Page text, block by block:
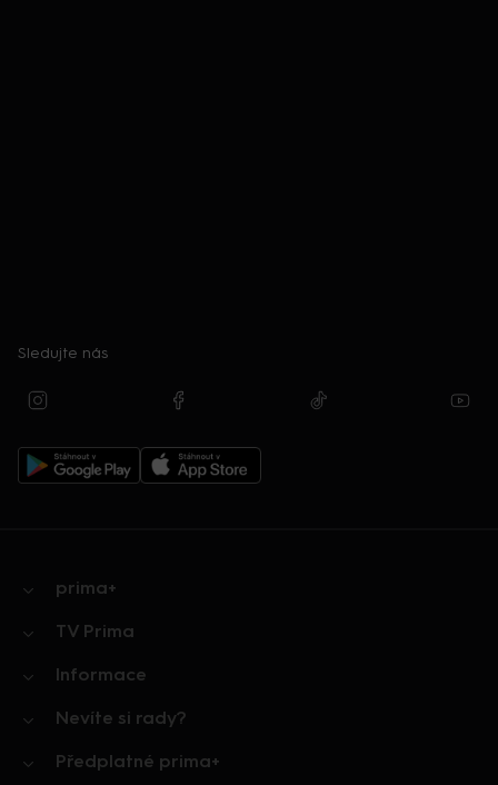
Sledujte nás
prima+
TV Prima
Informace
Nevíte si rady?
Předplatné prima+